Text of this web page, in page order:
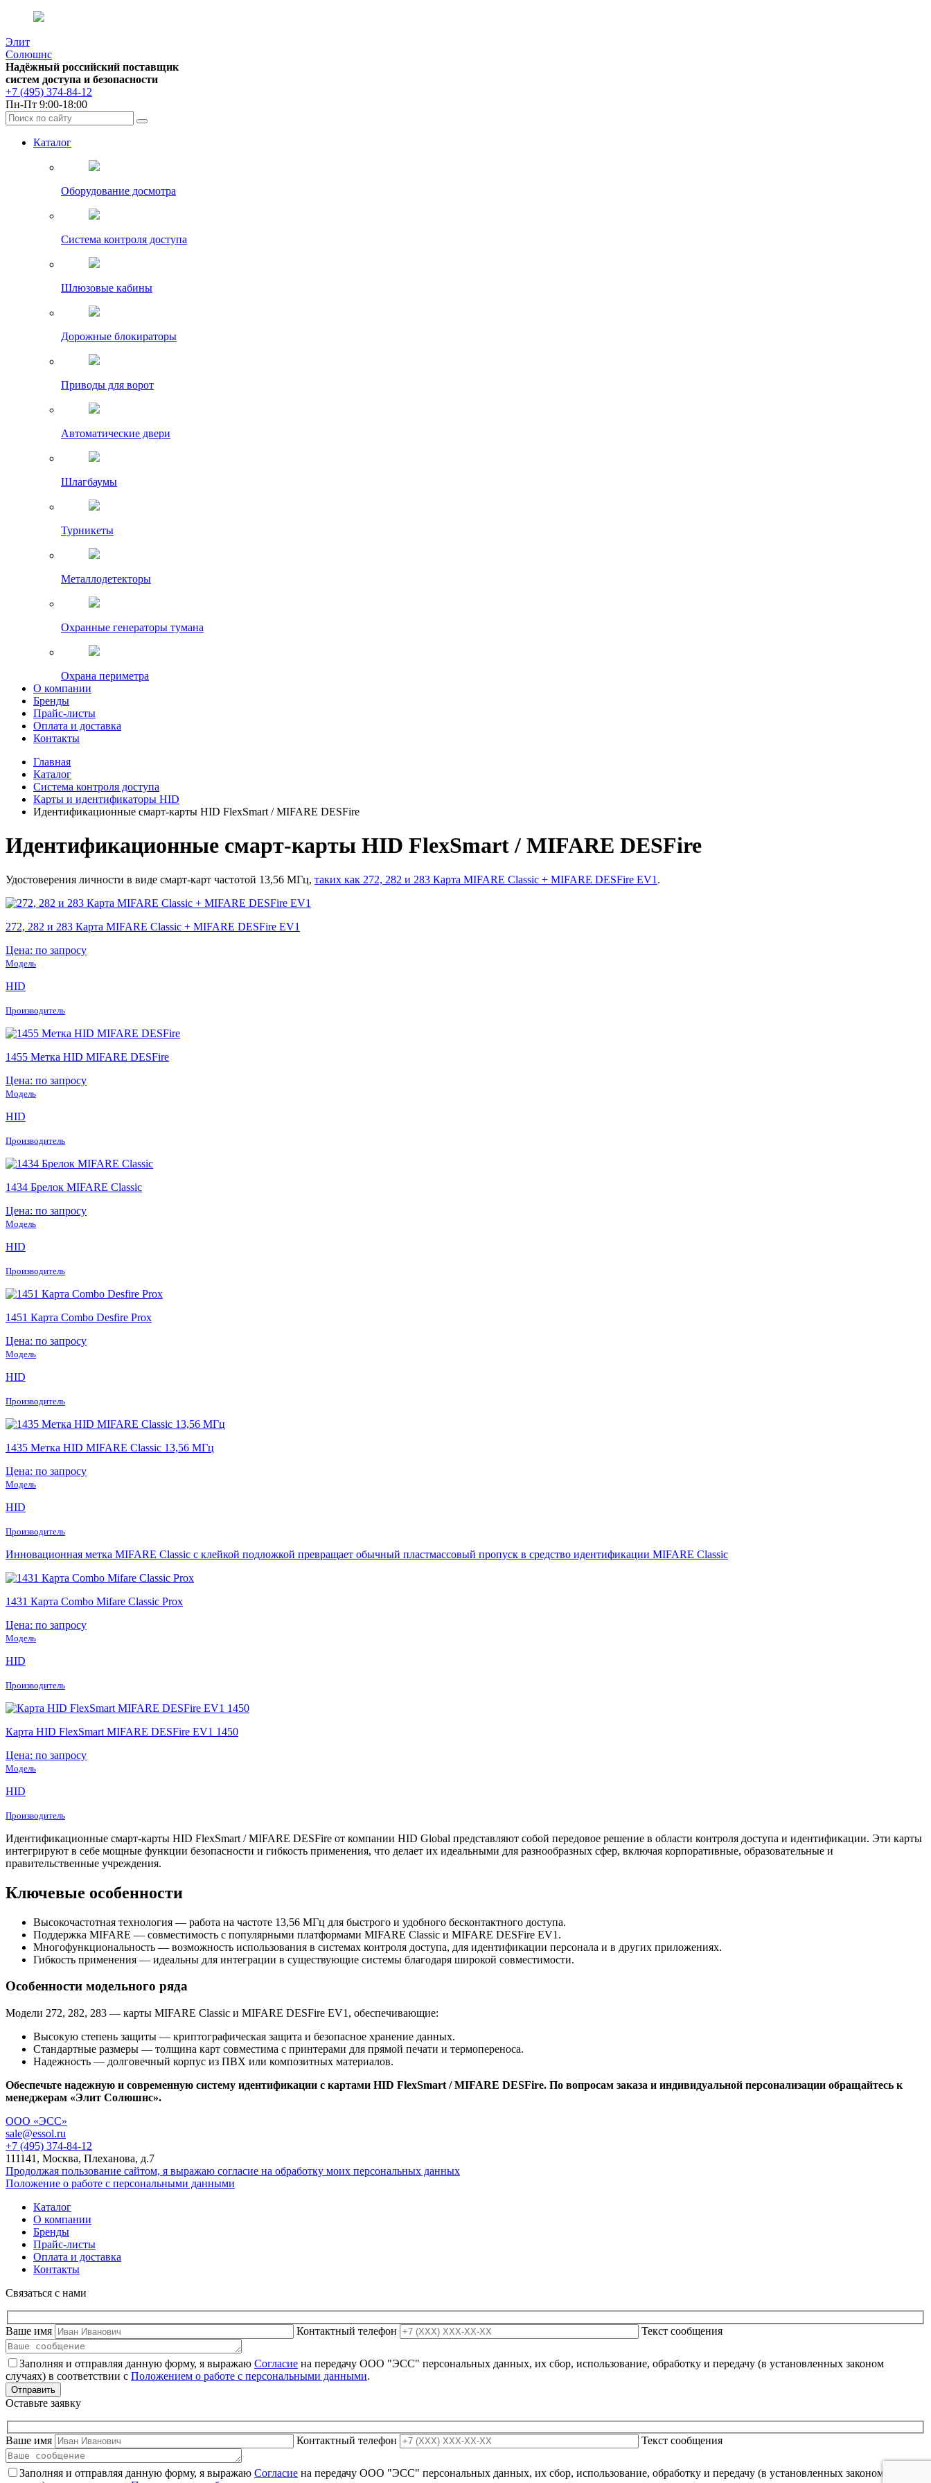
Элит
Солюшнс
Надёжный российский поставщик
систем доступа и безопасности
+7 (495) 374-84-12
Пн-Пт 9:00-18:00
Каталог
Оборудование досмотра
Система контроля доступа
Шлюзовые кабины
Дорожные блокираторы
Приводы для ворот
Автоматические двери
Шлагбаумы
Турникеты
Металлодетекторы
Охранные генераторы тумана
Охрана периметра
О компании
Бренды
Прайс-листы
Оплата и доставка
Контакты
Главная
Каталог
Система контроля доступа
Карты и идентификаторы HID
Идентификационные смарт-карты HID FlexSmart / MIFARE DESFire
Идентификационные смарт-карты HID FlexSmart / MIFARE DESFire
Удостоверения личности в виде смарт-карт частотой 13,56 МГц, таких как 272, 282 и 283 Карта MIFARE Classic + MIFARE DESFire EV1 .
272, 282 и 283 Карта MIFARE Classic + MIFARE DESFire EV1
Цена: по запросу
Модель
HID
Производитель
1455 Метка HID MIFARE DESFire
Цена: по запросу
Модель
HID
Производитель
1434 Брелок MIFARE Classic
Цена: по запросу
Модель
HID
Производитель
1451 Карта Combo Desfire Prox
Цена: по запросу
Модель
HID
Производитель
1435 Метка HID MIFARE Classic 13,56 МГц
Цена: по запросу
Модель
HID
Производитель
Инновационная метка MIFARE Classic с клейкой подложкой превращает обычный пластмассовый пропуск в средство идентификации MIFARE Classic
1431 Карта Combo Mifare Classic Prox
Цена: по запросу
Модель
HID
Производитель
Карта HID FlexSmart MIFARE DESFire EV1 1450
Цена: по запросу
Модель
HID
Производитель
Идентификационные смарт-карты HID FlexSmart / MIFARE DESFire от компании HID Global представляют собой передовое решение в области контроля доступа и идентификации. Эти карты
интегрируют в себе мощные функции безопасности и гибкость применения, что делает их идеальными для разнообразных сфер, включая корпоративные, образовательные и
правительственные учреждения.
Ключевые особенности
Высокочастотная технология — работа на частоте 13,56 МГц для быстрого и удобного бесконтактного доступа.
Поддержка MIFARE — совместимость с популярными платформами MIFARE Classic и MIFARE DESFire EV1.
Многофункциональность — возможность использования в системах контроля доступа, для идентификации персонала и в других приложениях.
Гибкость применения — идеальны для интеграции в существующие системы благодаря широкой совместимости.
Особенности модельного ряда
Модели 272, 282, 283 — карты MIFARE Classic и MIFARE DESFire EV1, обеспечивающие:
Высокую степень защиты — криптографическая защита и безопасное хранение данных.
Стандартные размеры — толщина карт совместима с принтерами для прямой печати и термопереноса.
Надежность — долговечный корпус из ПВХ или композитных материалов.
Обеспечьте надежную и современную систему идентификации с картами HID FlexSmart / MIFARE DESFire. По вопросам заказа и индивидуальной персонализации обращайтесь к
менеджерам «Элит Солюшнс».
ООО «ЭСС»
sale@essol.ru
+7 (495) 374-84-12
111141, Москва, Плеханова, д.7
Продолжая пользование сайтом, я выражаю согласие на обработку моих персональных данных
Положение о работе с персональными данными
Каталог
О компании
Бренды
Прайс-листы
Оплата и доставка
Контакты
Связаться с нами
Ваше имя Контактный телефон Текст сообщения
Заполняя и отправляя данную форму, я выражаю Согласие на передачу ООО "ЭСС" персональных данных, их сбор, использование, обработку и передачу (в установленных законом
случаях) в соответствии с Положением о работе с персональными данными.
Оставьте заявку
Ваше имя Контактный телефон Текст сообщения
Заполняя и отправляя данную форму, я выражаю Согласие на передачу ООО "ЭСС" персональных данных, их сбор, использование, обработку и передачу (в установленных законом